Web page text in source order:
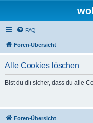
FAQ
Foren-Übersicht
Alle Cookies löschen
Bist du dir sicher, dass du alle
Foren-Übersicht